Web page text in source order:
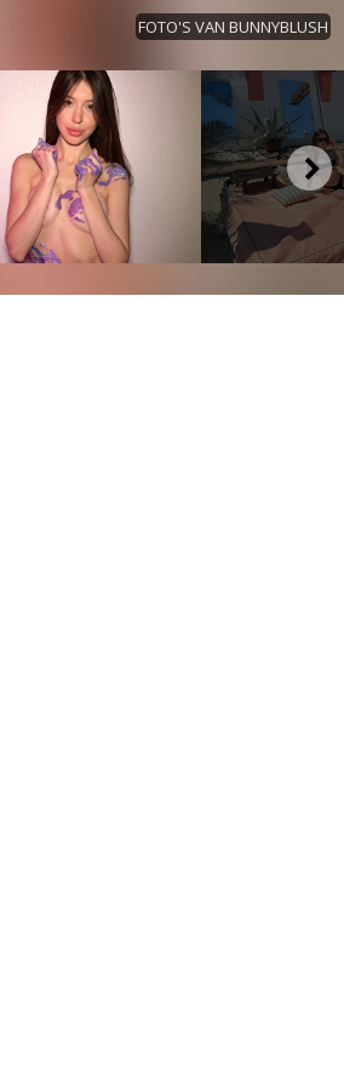
FOTO'S VAN BUNNYBLUSH